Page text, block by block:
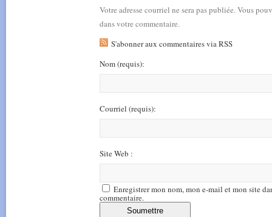
Votre adresse courriel ne sera pas publiée. Vous
dans votre commentaire.
S'abonner aux commentaires via RSS
Nom(requis):
Courriel (requis):
Site Web :
Enregistrer mon nom, mon e-mail et mon site
commentaire.